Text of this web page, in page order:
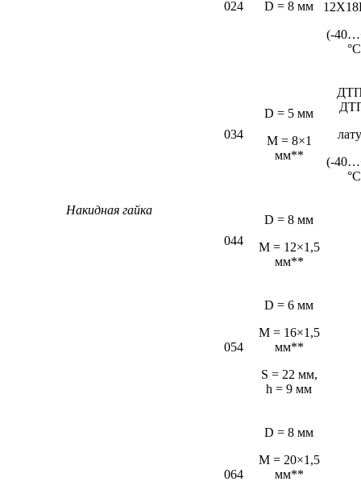
024 D = 8 мм
(-
Накидная гайка
034
D = 5 мм
М = 8×1
мм**
(-
044
D = 8 мм
M = 12×1,5
мм**
054
D = 6 мм
М = 16×1,5
мм**
S = 22 мм,
h = 9 мм
064
D = 8 мм
M = 20×1,5
мм**